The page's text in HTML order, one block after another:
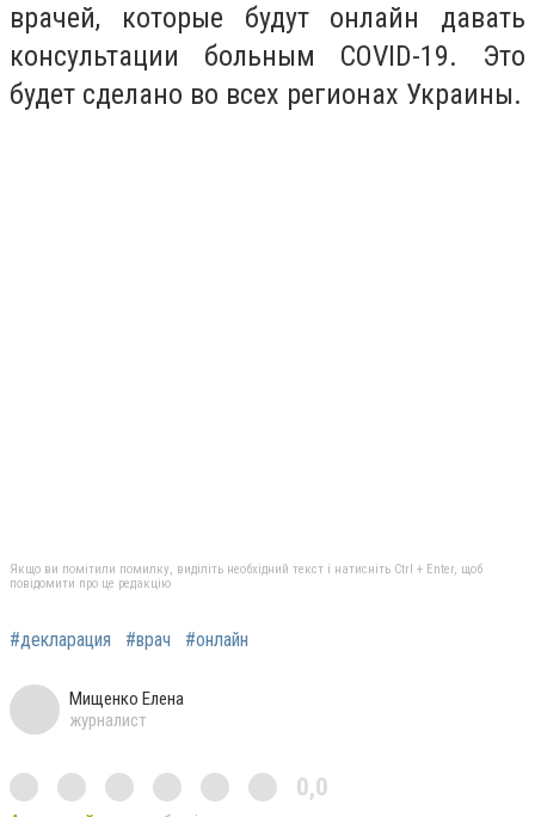
врачей, которые будут онлайн давать
консультации больным COVID-19. Это
будет сделано во всех регионах Украины.
Якщо ви помітили помилку, виділіть необхідний текст і натисніть Ctrl + Enter, щоб
повідомити про це редакцію
#декларация #врач #онлайн
Мищенко Елена
журналист
0,0